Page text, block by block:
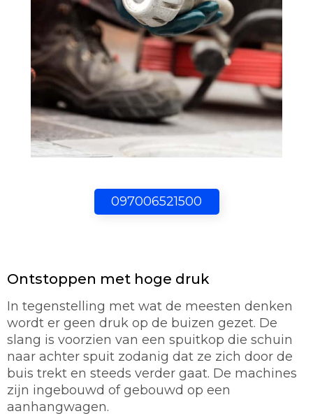
097006521500
Ontstoppen met hoge druk
In tegenstelling met wat de meesten denken
wordt er geen druk op de buizen gezet. De
slang is voorzien van een spuitkop die schuin
naar achter spuit zodanig dat ze zich door de
buis trekt en steeds verder gaat. De machines
zijn ingebouwd of gebouwd op een
aanhangwagen.